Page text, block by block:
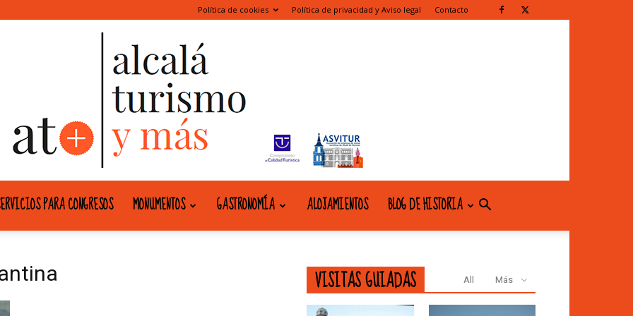
Política de cookies Política de privacidad y Aviso legal Contacto
PARA CONGRESOS MONUMENTOS GASTRONOMÍA ALOJAMIENTOS BLOG DE HISTORIA
VISITAS GUIADAS All Más